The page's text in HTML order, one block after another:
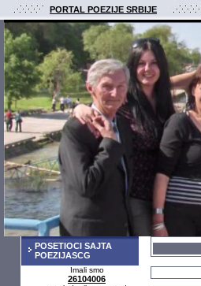
PORTAL POEZIJE SRBIJE
POSETIOCI SAJTA
POEZIJASCG
Imali smo
26104006